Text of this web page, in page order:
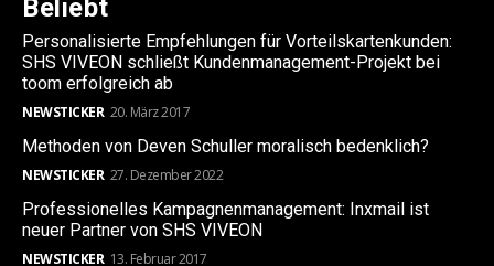
Beliebt
Personalisierte Empfehlungen für Vorteilskartenkunden:
SHS VIVEON schließt Kundenmanagement-Projekt bei
toom erfolgreich ab
NEWSTICKER 20. März 2017
Methoden von Deven Schuller moralisch bedenklich?
NEWSTICKER 27. Dezember 2022
Professionelles Kampagnenmanagement: Inxmail ist
neuer Partner von SHS VIVEON
NEWSTICKER 13. Februar 2017